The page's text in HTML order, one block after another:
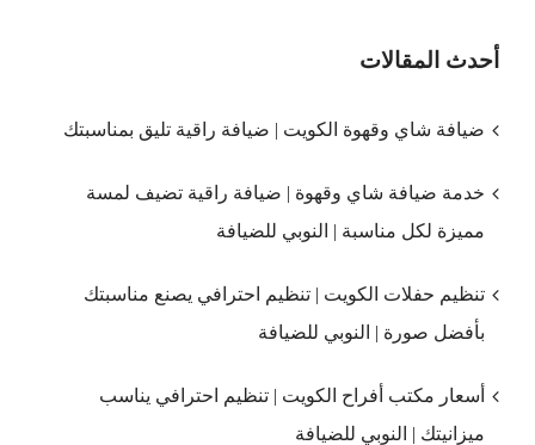
أحدث المقالات
ضيافة شاي وقهوة الكويت | ضيافة راقية تليق بمناسبتك
خدمة ضيافة شاي وقهوة | ضيافة راقية تضيف لمسة
مميزة لكل مناسبة | النوبي للضيافة
تنظيم حفلات الكويت | تنظيم احترافي يصنع مناسبتك
بأفضل صورة | النوبي للضيافة
أسعار مكتب أفراح الكويت | تنظيم احترافي يناسب
ميزانيتك | النوبي للضيافة